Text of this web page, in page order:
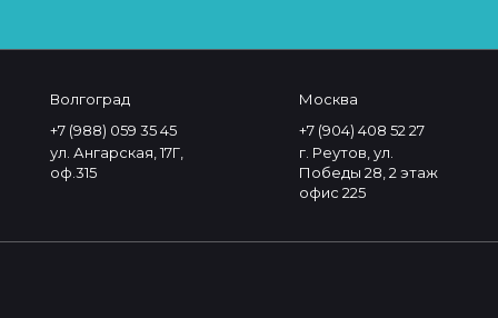
Волгоград
+7 (988) 059 35 45
ул. Ангарская, 17Г,
оф.315
Москва
+7 (904) 408 52 27
г. Реутов, ул.
Победы 28, 2 этаж
офис 225